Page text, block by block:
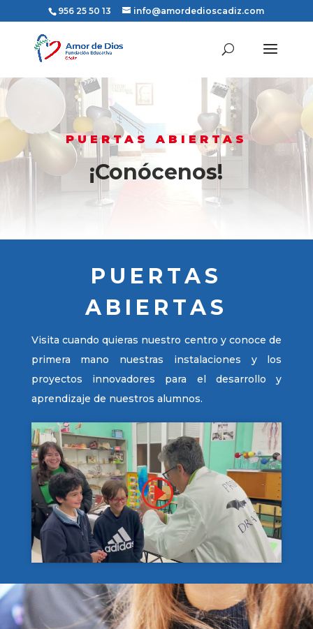
956 25 50 13 info@amordedioscadiz.com
PUERTAS ABIERTAS
¡Conócenos!
PUERTAS
ABIERTAS
Visita cuando quieras nuestro centro y conoce de
primera mano nuestras instalaciones y los
proyectos innovadores para el desarrollo y
aprendizaje de nuestros alumnos.
Haz clic en «Estoy de acuerdo» para
activar Youtube
Política de cookies
Estoy de acuerdo